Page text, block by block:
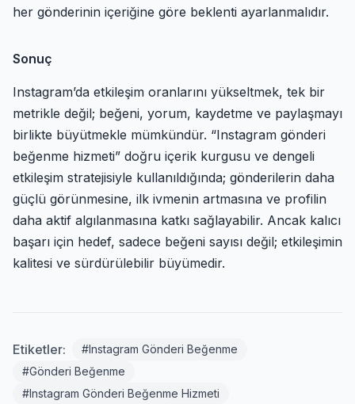
her gönderinin içeriğine göre beklenti ayarlanmalıdır.
Sonuç
Instagram’da etkileşim oranlarını yükseltmek, tek bir
metrikle değil; beğeni, yorum, kaydetme ve paylaşmayı
birlikte büyütmekle mümkündür. “Instagram gönderi
beğenme hizmeti” doğru içerik kurgusu ve dengeli
etkileşim stratejisiyle kullanıldığında; gönderilerin daha
güçlü görünmesine, ilk ivmenin artmasına ve profilin
daha aktif algılanmasına katkı sağlayabilir. Ancak kalıcı
başarı için hedef, sadece beğeni sayısı değil; etkileşimin
kalitesi ve sürdürülebilir büyümedir.
Etiketler:
#Instagram Gönderi Beğenme
#Gönderi Beğenme
#Instagram Gönderi Beğenme Hizmeti